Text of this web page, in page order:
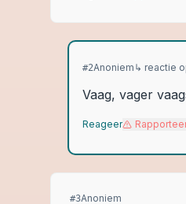
#2Anoniem ↳ reactie
Vaag, vager
Reageer
#3Anoniem